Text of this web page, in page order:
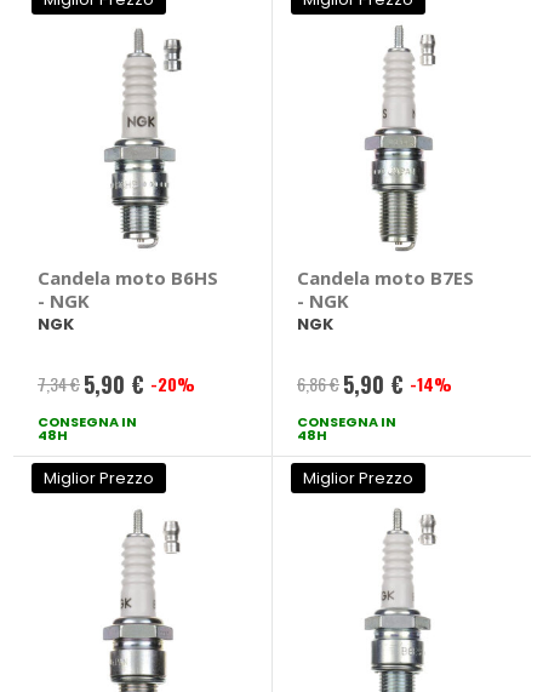
Candela moto B6HS
- NGK
NGK
7,34 € Prezzo
speciale
5,90 € -20%
CONSEGNA IN
48H
Candela moto B7ES
- NGK
NGK
6,86 € Prezzo
speciale
5,90 € -14%
CONSEGNA IN
48H
Miglior Prezzo Miglior Prezzo